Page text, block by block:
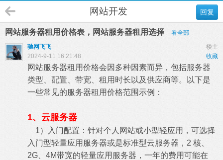
回复
网站开发
网站服务器租用价格表，网站服务器租用选择
看全部
楼主
驰网飞飞
收藏
2024-9-11 16:21:48
网站服务器租用价格会因多种因素而异，包括服务器
类型、配置、带宽、租用时长以及供应商等。以下是
一些常见的服务器租用价格范围示例：
1、云服务器
1）入门配置：针对个人网站或小型轻应用，可选择
入门型轻量应用服务器或是标准型云服务器，2 核、
2G、4M带宽的轻量应用服务器，一年的费用可能在